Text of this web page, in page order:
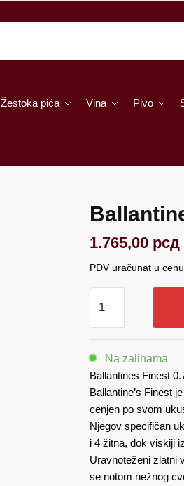
Žestoka pića Vina Pivo
1.765,00 рсд
PDV uračunat u
Finest
0.70
Na zalihama
Ballantines Finest
Ballantine’s Finest
cenjen po svom
Njegov specifičan
i 4 žitna, dok viskiji
Uravnoteženi zlatni
se notom nežnog